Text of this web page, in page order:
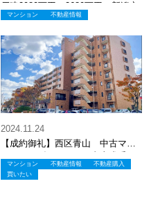
戸建2980万円⇒2680万円 新潟市
不動産
マンション 不動産情報
【成約御礼】西区青山 中古マン
ション ダイアパレス青山弐番
館
2024.11.24
マンション 不動産情報
不動産購入
買いたい